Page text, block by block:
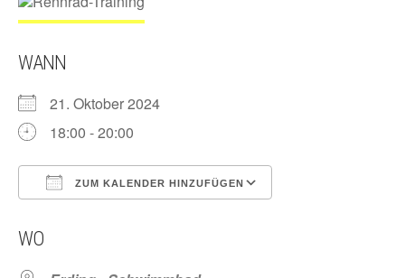
WANN
21. Oktober 2024
18:00 - 20:00
ZUM KALENDER HINZUFÜGEN
WO